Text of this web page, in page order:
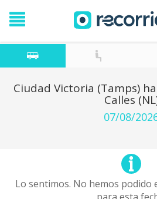
Ciudad Victoria (Tamps)
Calles
07/08/
Lo sentimos. No hemos